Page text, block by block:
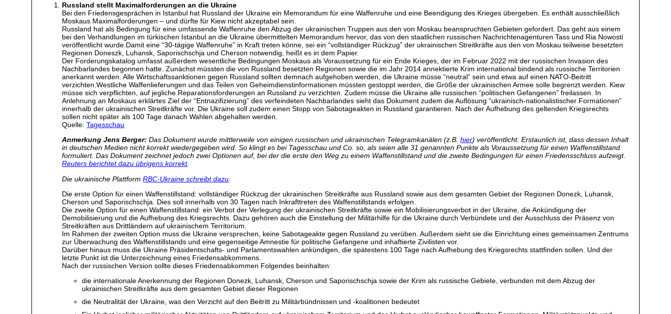
Russland stellt Maximalforderungen an die Ukraine
Bei den Friedensgesprächen in Istanbul hat Russland der Ukraine ein Memorandum für eine Waffenruhe und eine Beendigung des Krieges übergeben. Es enthält ausschließlich
Moskaus Maximalforderungen – und dürfte für Kiew nicht akzeptabel sein.
Russland hat als Bedingung für eine umfassende Waffenruhe den Abzug der ukrainischen Truppen aus den von Moskau beanspruchten Gebieten gefordert. Das geht aus einem
bei den Verhandlungen im türkischen Istanbul an die Ukraine übermittelten Memorandum hervor, das von den staatlichen russischen Nachrichtenagenturen Tass und Ria Nowosti
veröffentlicht wurde.Damit eine “30-tägige Waffenruhe” in Kraft treten könne, sei ein “vollständiger Rückzug” der ukrainischen Streitkräfte aus den von Moskau teilweise besetzten
Regionen Doneszk, Luhansk, Saporischschja und Cherson notwendig, heißt es in dem Papier.
Der Forderungskatalog umfasst außerdem wesentliche Bedingungen Moskaus als Voraussetzung für ein Ende Krieges, der im Februar 2022 mit der russischen Invasion des
Nachbarlandes begonnen hatte. Zunächst müssten die von Russland besetzten Regionen sowie die im Jahr 2014 annektierte Krim international bindend als russische Territorien
anerkannt werden. Alle Wirtschaftssanktionen gegen Russland sollten demnach aufgehoben werden, die Ukraine müsse “neutral” sein und etwa auf einen NATO-Beitritt
verzichten.Westliche Waffenlieferungen und das Teilen von Geheimdienstinformationen müssten gestoppt werden, die Größe der ukrainischen Armee solle begrenzt werden. Kiew
müsse sich verpflichten, auf jegliche Reparationsforderungen an Russland zu verzichten. Zudem müsse die Ukraine alle russischen “politischen Gefangenen” freilassen. In
Anlehnung an Moskaus erklärtes Ziel der “Entnazifizierung” des verfeindeten Nachbarlandes sieht das Dokument zudem die Auflösung “ukrainisch-nationalistischer Formationen”
innerhalb der ukrainischen Streitkräfte vor. Die Ukraine soll zudem einen Stopp von Sabotageakten in Russland garantieren. Nach der Aufhebung des geltenden Kriegsrechts
sollen nicht später als 100 Tage danach Wahlen abgehalten werden.
Quelle:Tagesschau
Anmerkung Jens Berger: Das Dokument wurde mittlerweile von einigen russischen und ukrainischen Telegramkanälen (z.B.hier) veröffentlicht. Erstaunlich ist, dass dessen Inhalt
in deutschen Medien nicht korrekt wiedergegeben wird. So klingt es bei Tagesschau und Co. so, als seien alle 31 genannten Punkte als Voraussetzung für einen Waffenstillstand
formuliert. Das Dokument zeichnet jedoch zwei Optionen auf, bei der die erste den Weg zu einem Waffenstillstand und die zweite Bedingungen für einen Friedensschluss aufzeigt.
Reuters berichtet dazu übrigens korrekt.
Die ukrainische PlattformRBC-Ukraine schreibt dazu:
Die erste Option für einen Waffenstillstand: vollständiger Rückzug der ukrainischen Streitkräfte aus Russland sowie aus dem gesamten Gebiet der Regionen Donezk, Luhansk,
Cherson und Saporischschja. Dies soll innerhalb von 30 Tagen nach Inkrafttreten des Waffenstillstands erfolgen.
Die zweite Option für einen Waffenstillstand: ein Verbot der Verlegung der ukrainischen Streitkräfte sowie ein Mobilisierungsverbot in der Ukraine, die Ankündigung der
Demobilisierung und die Aufhebung des Kriegsrechts. Dazu gehören auch die Einstellung der Militärhilfe für die Ukraine durch Verbündete und der Ausschluss der Präsenz von
Streitkräften aus Drittländern auf ukrainischem Territorium.
Im Rahmen der zweiten Option muss die Ukraine versprechen, keine Sabotageakte gegen Russland zu verüben. Außerdem sieht sie die Einrichtung eines gemeinsamen Zentrums
zur Überwachung des Waffenstillstands und eine gegenseitige Amnestie für politische Gefangene und inhaftierte Zivilisten vor.
Darüber hinaus muss die Ukraine Präsidentschafts- und Parlamentswahlen ankündigen, die spätestens 100 Tage nach Aufhebung des Kriegsrechts stattfinden sollen. Und der
letzte Punkt ist die Unterzeichnung eines Friedensabkommens.
Nach der russischen Version sollte dieses Friedensabkommen Folgendes beinhalten:
die internationale Anerkennung der Regionen Donezk, Luhansk, Cherson und Saporischschja sowie der Krim als russische Gebiete, verbunden mit dem Abzug der
ukrainischen Streitkräfte aus dem gesamten Gebiet dieser Regionen
die Neutralität der Ukraine, was den Verzicht auf den Beitritt zu Militärbündnissen und -koalitionen bedeutet